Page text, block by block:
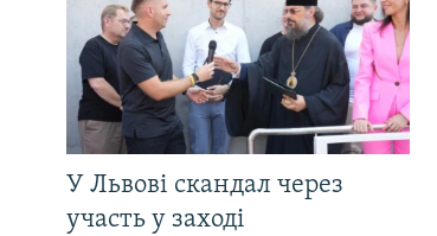
У Львові скандал через
участь у заході